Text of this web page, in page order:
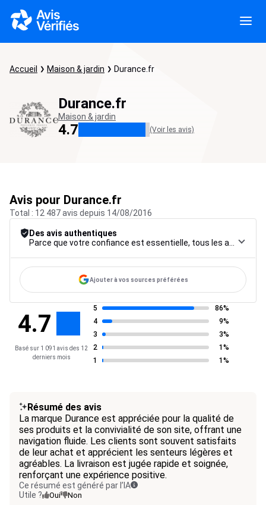
Accueil Maison & jardin Durance.fr
Durance.fr
Maison & jardin
4.7 (Voir les avis)
Avis pour Durance.fr
Total : 12 487 avis depuis 14/08/2016
Des avis authentiques
Ajouter à vos sources préférées
4.7
Basé sur 1 091 avis des 12
derniers mois
5
86%
4
9%
3
3%
2
1%
1
1%
Résumé des avis
La marque Durance est appréciée pour la qualité de
ses produits et la convivialité de son site, offrant une
navigation fluide. Les clients sont souvent satisfaits
de leur achat et apprécient les senteurs légères et
agréables. La livraison est jugée rapide et soignée,
renforçant une expérience positive.
Ce résumé est généré par l’IA
Utile ?
Oui Non